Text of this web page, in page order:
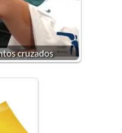
cruzados